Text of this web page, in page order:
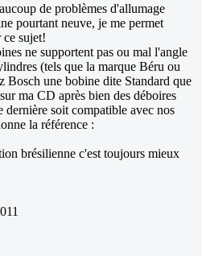
de problèmes d'allumage
pourtant neuve, je me permet
ce sujet!
ne supportent pas ou mal l'angle
(tels que la marque Béru ou
Bosch une bobine dite Standard que
ma CD après bien des déboires
dernière soit compatible avec nos
la référence :
brésilienne c'est toujours mieux